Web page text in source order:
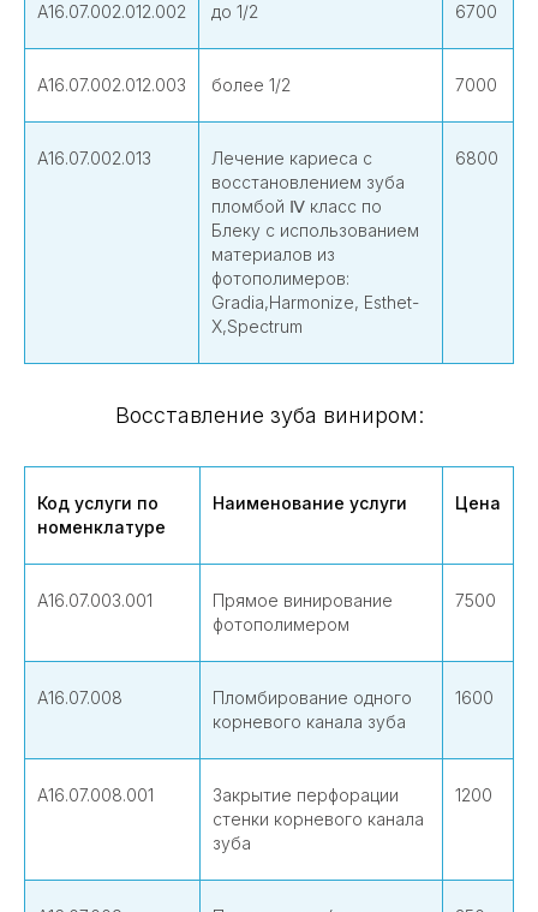
А16.07.002.012.002 до 1/2 6700
А16.07.002.012.003 более 1/2 7000
А16.07.002.013
Лечение кариеса с
восстановлением зуба
пломбой Ⅳ класс по
Блеку с использованием
материалов из
фотополимеров:
Gradia,Harmonize, Esthet-
X,Spectrum
6800
Восставление зуба виниром:
Код услуги по
номенклатуре
Наименование услуги Цена
А16.07.003.001
Прямое винирование
фотополимером
7500
А16.07.008
Пломбирование одного
корневого канала зуба
1600
А16.07.008.001
Закрытие перфорации
стенки корневого канала
зуба
1200